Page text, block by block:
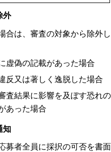
外
合は、審査の対象から除外し
偽の記載があった場合
又は著しく逸脱した場合
査結果に影響を及ぼす恐れの
あった場合
知
募者全員に採択の可否を書面